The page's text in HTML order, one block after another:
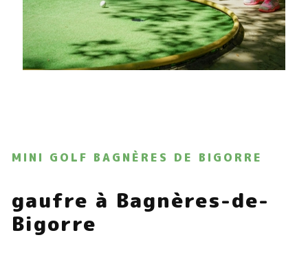
MINI GOLF BAGNÈRES DE BIGORRE
gaufre à Bagnères-de-
Bigorre